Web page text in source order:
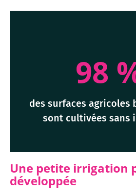
98
des surfaces agricoles
sont cultivées sans
Une petite irrigation
développée